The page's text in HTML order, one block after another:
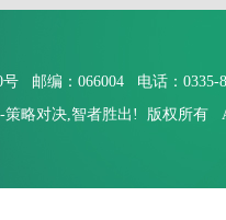
邮编：066004 电话：0335-
略对决,智者胜出! 版权所有